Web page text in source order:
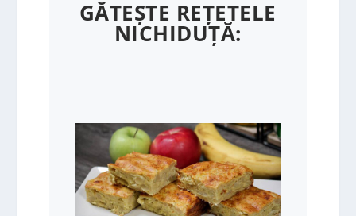
GĂTEȘTE REȚETELE
NICHIDUȚĂ: